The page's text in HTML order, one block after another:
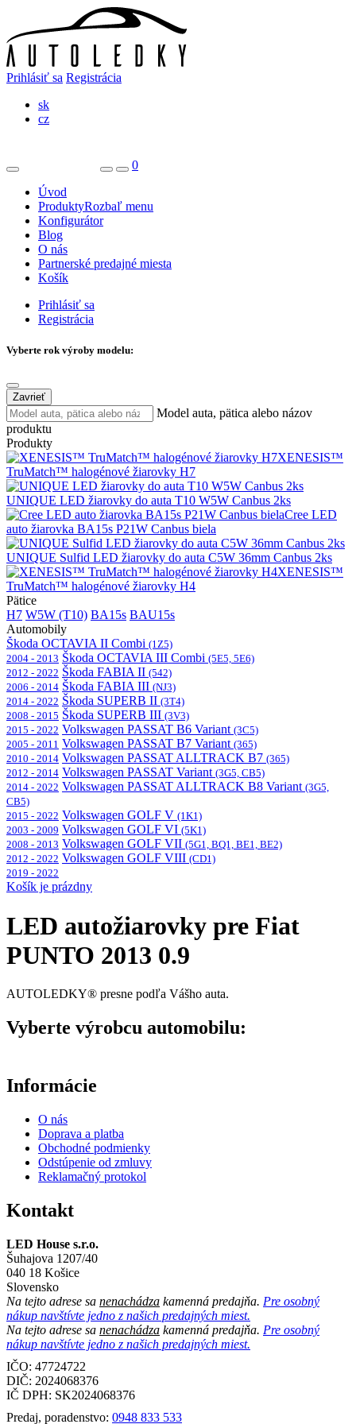
Prihlásiť sa Registrácia
sk
cz
0
Úvod
ProduktyRozbaľ menu
Konfigurátor
Blog
O nás
Partnerské predajné miesta
Košík
Prihlásiť sa
Registrácia
Vyberte rok výroby modelu:
Zavrieť
Model auta, pätica alebo názov
produktu
Produkty
XENESIS™
TruMatch™ halogénové žiarovky H7
UNIQUE LED žiarovky do auta T10 W5W Canbus 2ks
Cree LED
auto žiarovka BA15s P21W Canbus biela
UNIQUE Sulfid LED žiarovky do auta C5W 36mm Canbus 2ks
XENESIS™
TruMatch™ halogénové žiarovky H4
Pätice
H7 W5W (T10) BA15s BAU15s
Automobily
Škoda OCTAVIA II Combi (1Z5)
2004 - 2013 Škoda OCTAVIA III Combi (5E5, 5E6)
2012 - 2022 Škoda FABIA II (542)
2006 - 2014 Škoda FABIA III (NJ3)
2014 - 2022 Škoda SUPERB II (3T4)
2008 - 2015 Škoda SUPERB III (3V3)
2015 - 2022 Volkswagen PASSAT B6 Variant (3C5)
2005 - 2011 Volkswagen PASSAT B7 Variant (365)
2010 - 2014 Volkswagen PASSAT ALLTRACK B7 (365)
2012 - 2014 Volkswagen PASSAT Variant (3G5, CB5)
2014 - 2022 Volkswagen PASSAT ALLTRACK B8 Variant (3G5,
CB5)
2015 - 2022 Volkswagen GOLF V (1K1)
2003 - 2009 Volkswagen GOLF VI (5K1)
2008 - 2013 Volkswagen GOLF VII (5G1, BQ1, BE1, BE2)
2012 - 2022 Volkswagen GOLF VIII (CD1)
2019 - 2022
Košík je prázdny
LED autožiarovky pre Fiat
PUNTO 2013 0.9
AUTOLEDKY® presne podľa Vášho auta.
Vyberte výrobcu automobilu:
Informácie
O nás
Doprava a platba
Obchodné podmienky
Odstúpenie od zmluvy
Reklamačný protokol
Kontakt
LED House s.r.o.
Šuhajova 1207/40
040 18 Košice
Slovensko
Na tejto adrese sa nenachádza kamenná predajňa. Pre osobný
nákup navštívte jedno z našich predajných miest.
Na tejto adrese sa nenachádza kamenná predajňa. Pre osobný
nákup navštívte jedno z našich predajných miest.
IČO: 47724722
DIČ: 2024068376
IČ DPH: SK2024068376
Predaj, poradenstvo: 0948 833 533